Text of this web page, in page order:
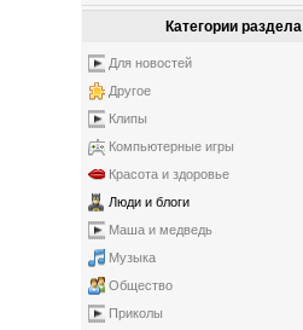
Категории раздела
Для новостей
Другое
Клипы
Компьютерные игры
Красота и здоровье
Люди и блоги
Маша и медведь
Музыка
Общество
Приколы